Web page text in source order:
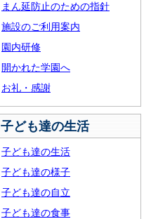
まん延防止のための指針
施設のご利用案内
園内研修
開かれた学園へ
お礼・感謝
子ども達の生活
子ども達の生活
子ども達の様子
子ども達の自立
子ども達の食事